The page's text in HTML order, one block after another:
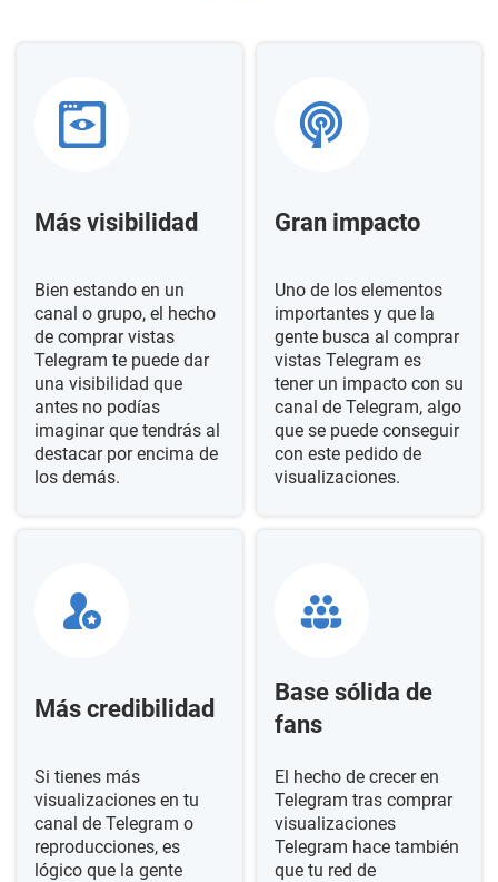
Más visibilidad
Bien estando en un
canal o grupo, el hecho
de comprar vistas
Telegram te puede dar
una visibilidad que
antes no podías
imaginar que tendrás al
destacar por encima de
los demás.
Gran impacto
Uno de los elementos
importantes y que la
gente busca al comprar
vistas Telegram es
tener un impacto con su
canal de Telegram, algo
que se puede conseguir
con este pedido de
visualizaciones.
Más credibilidad
Si tienes más
visualizaciones en tu
canal de Telegram o
reproducciones, es
lógico que la gente
Base sólida de
fans
El hecho de crecer en
Telegram tras comprar
visualizaciones
Telegram hace también
que tu red de